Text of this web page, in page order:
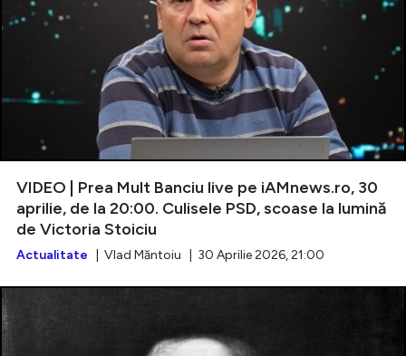
VIDEO | Prea Mult Banciu live pe iAMnews.ro, 30
aprilie, de la 20:00. Culisele PSD, scoase la lumină
de Victoria Stoiciu
Actualitate | Vlad Măntoiu | 30 Aprilie 2026, 21:00